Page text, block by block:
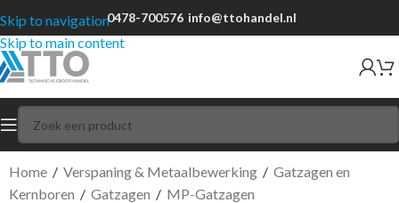
Skip to navigation
Skip to main content
0478-700576 info@ttohandel.nl
Home / Verspaning & Metaalbewerking / Gatzagen en
Kernboren / Gatzagen / MP-Gatzagen